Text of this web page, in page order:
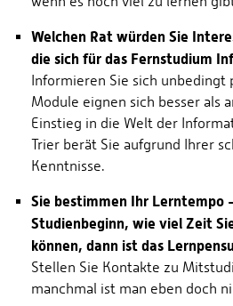
Welchen Rat würden Sie
die sich für das Fernstudium
Informieren Sie sich unbedingt
Module eignen sich besser als
Einstieg in die Welt der
Trier berät Sie aufgrund Ihrer
Kenntnisse.
Sie bestimmen Ihr Lerntempo
Studienbeginn, wie viel Zeit
können, dann ist das
Stellen Sie Kontakte zu
manchmal ist man eben doch